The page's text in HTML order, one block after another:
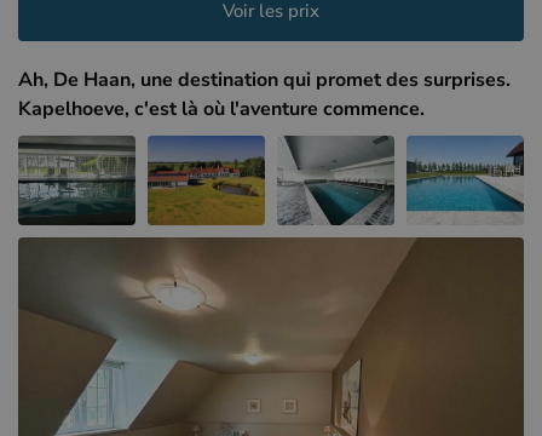
Hôtels à Middelkerke (BE)
Hôtels à Sluis (NL)
Hôtels à Renesse (NL)
Hôtels à Dunkerque (FR)
Conseils et informations sur les voyages
Voir les prix
Ah, De Haan, une destination qui promet des surprises.
Kapelhoeve, c'est là où l'aventure commence.